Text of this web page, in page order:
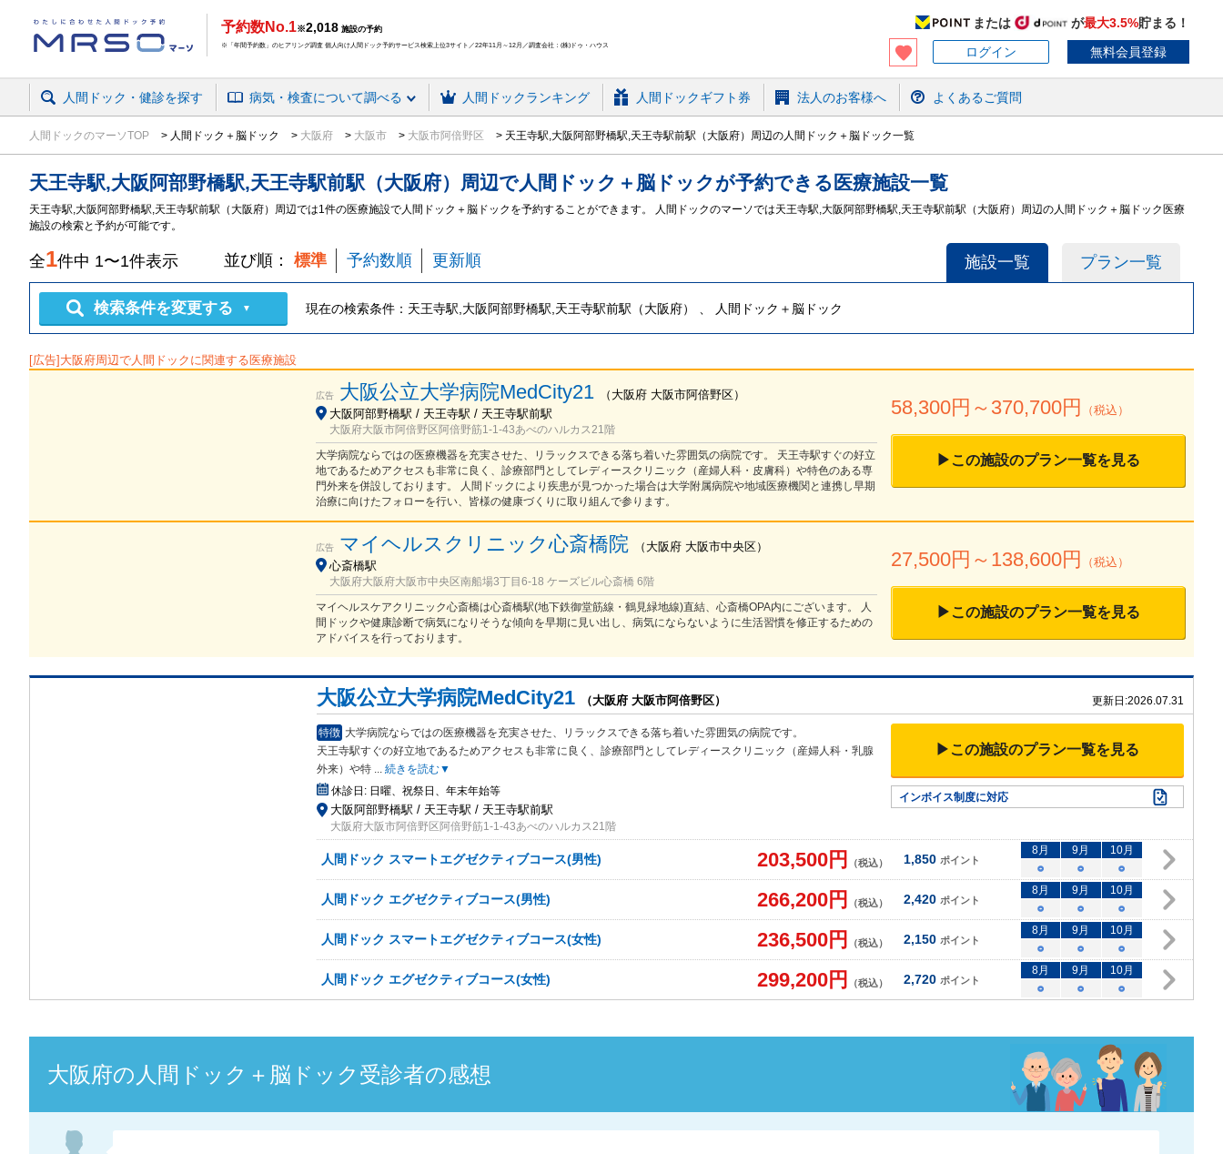
予約数No.1※2,018 施設の予約
※「年間予約数」のヒアリング調査 個人向け人間ドック予約サービス検索上位3サイト／22年11月～12月／調査会社：(株)ドゥ・ハウス
または が最大3.5%貯まる！
ログイン
無料会員登録
人間ドック・健診を探す 病気・検査について調べる 人間ドックランキング 人間ドックギフト券 法人のお客様へ よくあるご質問
人間ドックのマーソTOP 人間ドック＋脳ドック 大阪府 大阪市 大阪市阿倍野区 天王寺駅,大阪阿部野橋駅,天王寺駅前駅（大阪府）周辺の人間ドック＋脳ドック一覧
天王寺駅,大阪阿部野橋駅,天王寺駅前駅（大阪府）周辺で人間ドック＋脳ドックが予約できる 医療施設一覧
天王寺駅,大阪阿部野橋駅,天王寺駅前駅（大阪府）周辺では1件の医療施設で人間ドック＋脳ドックを予約することができます。 人間ドックのマーソでは天王寺駅,大阪阿部野橋駅,天王寺駅前駅（大阪府）周辺の人間ドック＋脳ドック医療
施設の検索と予約が可能です。
施設一覧 プラン一覧
全1件中 1〜1件表示 並び順： 標準 予約数順 更新順
検索条件を変更する ▼ 現在の検索条件： 天王寺駅,大阪阿部野橋駅,天王寺駅前駅（大阪府） 、 人間ドック＋脳ドック
[広告] 大阪府周辺で人間ドックに関連する医療施設
広告 大阪公立大学病院MedCity21 （ 大阪府 大阪市阿倍野区）
大阪阿部野橋駅 / 天王寺駅 / 天王寺駅前駅
大阪府大阪市阿倍野区阿倍野筋1-1-43あべのハルカス21階
大学病院ならではの医療機器を充実させた、リラックスできる落ち着いた雰囲気の病院です。 天王寺駅すぐの好立
地であるためアクセスも非常に良く、診療部門としてレディースクリニック（産婦人科・皮膚科）や特色のある専
門外来を併設しております。 人間ドックにより疾患が見つかった場合は大学附属病院や地域医療機関と連携し早期
治療に向けたフォローを行い、皆様の健康づくりに取り組んで参ります。
58,300円～ 370,700円 （税込）
▶この施設のプラン一覧を見る
広告 マイヘルスクリニック心斎橋院 （ 大阪府 大阪市中央区）
心斎橋駅
大阪府大阪府大阪市中央区南船場3丁目6-18 ケーズビル心斎橋 6階
マイヘルスケアクリニック心斎橋は心斎橋駅(地下鉄御堂筋線・鶴見緑地線)直結、心斎橋OPA内にございます。 人
間ドックや健康診断で病気になりそうな傾向を早期に見い出し、病気にならないように生活習慣を修正するための
アドバイスを行っております。
27,500円～ 138,600円 （税込）
▶この施設のプラン一覧を見る
大阪公立大学病院MedCity21 （大阪府 大阪市阿倍野区） 更新日:2026.07.31
特徴 大学病院ならではの医療機器を充実させた、リラックスできる落ち着いた雰囲気の病院です。
天王寺駅すぐの好立地であるためアクセスも非常に良く、診療部門としてレディースクリニック（産婦人科・乳腺
外来）や特 ... 続きを読む▼
休診日: 日曜、祝祭日、年末年始等
大阪阿部野橋駅 / 天王寺駅 / 天王寺駅前駅
大阪府大阪市阿倍野区阿倍野筋1-1-43あべのハルカス21階
▶この施設のプラン一覧を見る
インボイス制度に対応
人間ドック スマートエグゼクティブコース(男性) 203,500円 （税込） 1,850 ポイント
8月 9月 10月
○
○ ○
人間ドック エグゼクティブコース(男性) 266,200円 （税込） 2,420 ポイント
8月 9月 10月
○
○ ○
人間ドック スマートエグゼクティブコース(女性) 236,500円 （税込） 2,150 ポイント
8月 9月 10月
○
○ ○
人間ドック エグゼクティブコース(女性) 299,200円 （税込） 2,720 ポイント
8月 9月 10月
○
○ ○
大阪府の 人間ドック＋脳ドック 受診者の感想